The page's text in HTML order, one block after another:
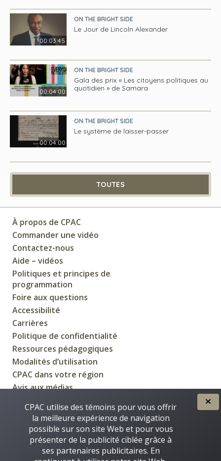
00:03:45
ON THE BRIGHT SIDE
Le Jour de Lincoln Alexander
00:04:00
ON THE BRIGHT SIDE
Gala des prix « Les citoyens politiques au
quotidien » de Samara
00:04:00
ON THE BRIGHT SIDE
Le système de laisser-passer
TOUTES
À propos de CPAC
Commander une vidéo
Contactez-nous
Aide – vidéos
Politiques et principes de
programmation
Foire aux questions
Accessibilité
Carrières
Politique de confidentialité
Ressources pédagogiques
Modalités d’utilisation
CPAC dans votre région
Avis aux médias
CRÉÉE POUR VOUS PAR
CPAC utilise des témoins pour vous offrir
la meilleure expérience de navigation
possible sur son site Web et pour vous
présenter de la publicité ciblée grâce à
ses partenaires publicitaires. En